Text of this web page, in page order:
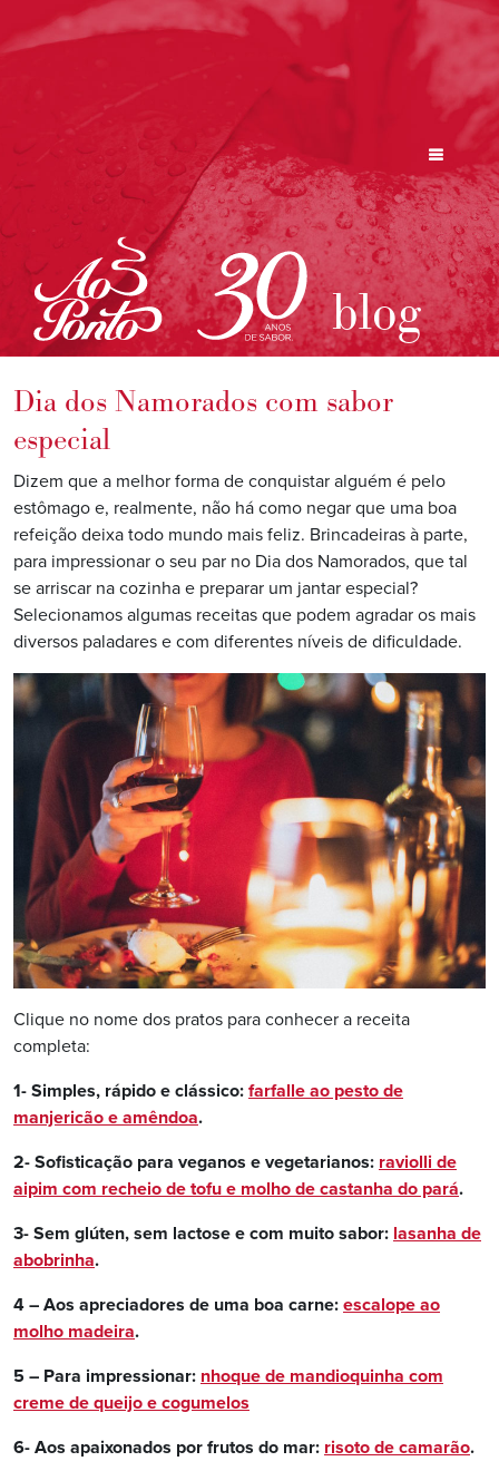
blog
Dia dos Namorados com sabor
especial
Dizem que a melhor forma de conquistar alguém é pelo
estômago e, realmente, não há como negar que uma boa
refeição deixa todo mundo mais feliz. Brincadeiras à parte,
para impressionar o seu par no Dia dos Namorados, que tal
se arriscar na cozinha e preparar um jantar especial?
Selecionamos algumas receitas que podem agradar os mais
diversos paladares e com diferentes níveis de dificuldade.
Clique no nome dos pratos para conhecer a receita
completa:
1- Simples, rápido e clássico: farfalle ao pesto de
manjericão e amêndoa.
2- Sofisticação para veganos e vegetarianos: raviolli de
aipim com recheio de tofu e molho de castanha do pará.
3- Sem glúten, sem lactose e com muito sabor: lasanha de
abobrinha.
4 – Aos apreciadores de uma boa carne: escalope ao
molho madeira.
5 – Para impressionar: nhoque de mandioquinha com
creme de queijo e cogumelos
6- Aos apaixonados por frutos do mar: risoto de camarão.